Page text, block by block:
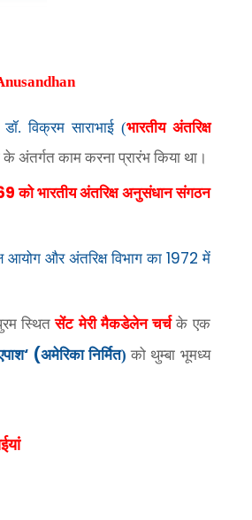
डॉ. विक्रम साराभाई (भारतीय अंतरिक्ष
के अंतर्गत काम करना प्रारंभ किया था।
को भारतीय अंतरिक्ष अनुसंधान संगठन
आयोग और अंतरिक्ष विभाग का 1972 में
स्थितसेंट मेरी मैकडेलेन चर्चके एक
‘ (अमेरिका निर्मित)को थुम्बा भूमध्य